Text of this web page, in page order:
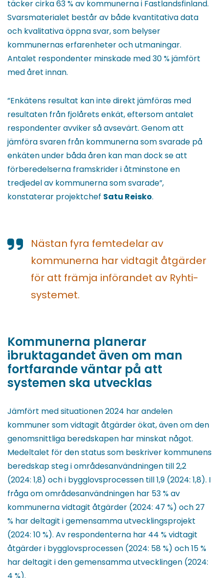
täcker cirka 63 % av kommunerna i Fastlandsfinland.
Svarsmaterialet består av både kvantitativa data
och kvalitativa öppna svar, som belyser
kommunernas erfarenheter och utmaningar.
Antalet respondenter minskade med 30 % jämfört
med året innan.
”Enkätens resultat kan inte direkt jämföras med
resultaten från fjolårets enkät, eftersom antalet
respondenter avviker så avsevärt. Genom att
jämföra svaren från kommunerna som svarade på
enkäten under båda åren kan man dock se att
förberedelserna framskrider i åtminstone en
tredjedel av kommunerna som svarade”,
konstaterar projektchef Satu Reisko.
Nästan fyra femtedelar av
kommunerna har vidtagit åtgärder
för att främja införandet av Ryhti-
systemet.
Kommunerna planerar
ibruktagandet även om man
fortfarande väntar på att
systemen ska utvecklas
Jämfört med situationen 2024 har andelen
kommuner som vidtagit åtgärder ökat, även om den
genomsnittliga beredskapen har minskat något.
Medeltalet för den status som beskriver kommunens
beredskap steg i områdesanvändningen till 2,2
(2024: 1,8) och i bygglovsprocessen till 1,9 (2024: 1,8). I
fråga om områdesanvändningen har 53 % av
kommunerna vidtagit åtgärder (2024: 47 %) och 27
% har deltagit i gemensamma utvecklingsprojekt
(2024: 10 %). Av respondenterna har 44 % vidtagit
åtgärder i bygglovsprocessen (2024: 58 %) och 15 %
har deltagit i den gemensamma utvecklingen (2024:
4 %).